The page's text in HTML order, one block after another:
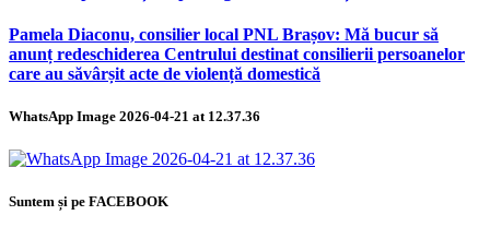
Pamela Diaconu, consilier local PNL Brașov: Mă bucur să
anunț redeschiderea Centrului destinat consilierii persoanelor
care au săvârșit acte de violență domestică
WhatsApp Image 2026-04-21 at 12.37.36
Suntem și pe FACEBOOK